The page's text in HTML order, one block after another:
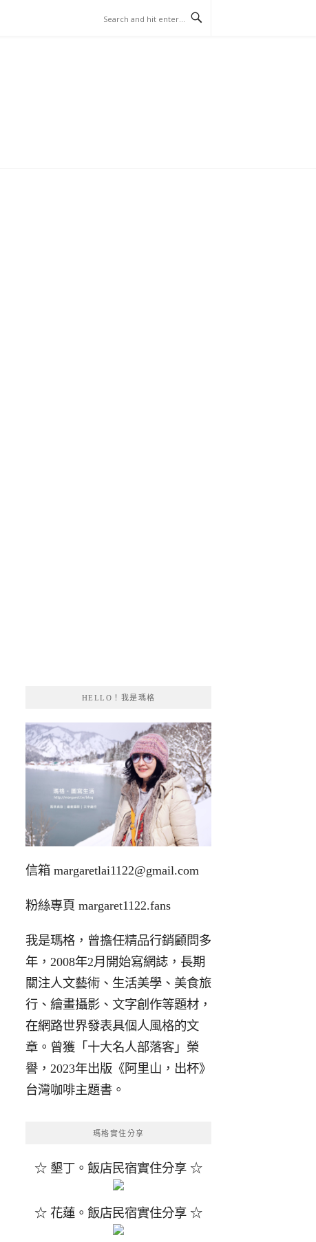
HELLO！我是瑪格
信箱 margaretlai1122@gmail.com
粉絲專頁 margaret1122.fans
我是瑪格，曾擔任精品行銷顧問多
年，2008年2月開始寫網誌，長期
關注人文藝術、生活美學、美食旅
行、繪畫攝影、文字創作等題材，
在網路世界發表具個人風格的文
章。曾獲「十大名人部落客」榮
譽，2023年出版《阿里山，出杯》
台灣咖啡主題書。
瑪格實住分享
☆ 墾丁。飯店民宿實住分享 ☆
☆ 花蓮。飯店民宿實住分享 ☆